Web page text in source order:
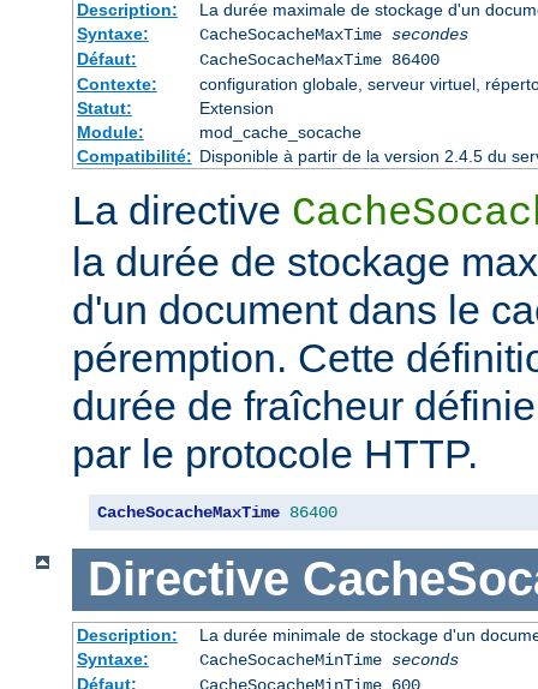
Description:
La durée maximale de stockage d'un
Syntaxe:
CacheSocacheMaxTime secondes
Défaut:
CacheSocacheMaxTime 86400
Contexte:
configuration globale, serveur virtuel,
Statut:
Extension
Module:
mod_cache_socache
Compatibilité: Disponible à partir de la version 2.4.5 du
La directive
la durée de stockage
d'un document dans le
péremption. Cette
durée de fraîcheur
par le protocole HTTP.
CacheSocacheMaxTime 86400
Directive
Description:
La durée minimale de stockage d'un
Syntaxe:
CacheSocacheMinTime seconds
Défaut: